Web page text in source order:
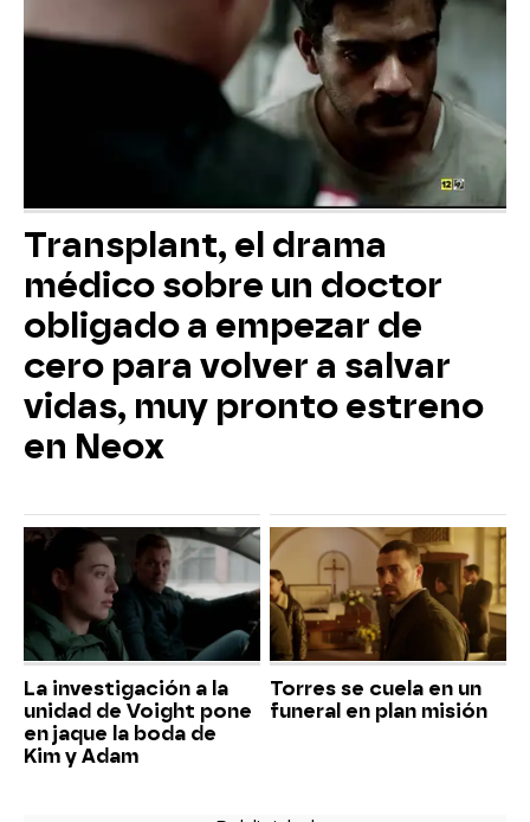
Transplant, el drama
médico sobre un doctor
obligado a empezar de
cero para volver a salvar
vidas, muy pronto estreno
en Neox
La investigación a la
unidad de Voight pone
en jaque la boda de
Kim y Adam
Torres se cuela en un
funeral en plan misión